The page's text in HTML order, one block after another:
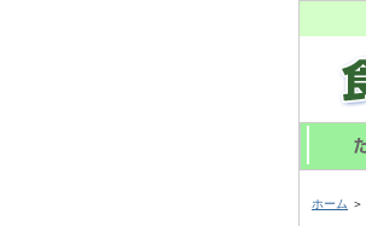
ホーム ＞